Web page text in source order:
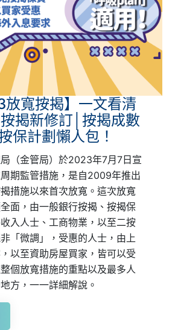
放寬按揭】一文看清
揭新修訂│按揭成數
保計劃懶人包！
（金管局）於2023年7月7日宣
期監管措施，是自2009年推出
措施以來首次放寬。這次放寬
面，由一般銀行按揭、按揭保
入人士、工商物業，以至二按
「微調」，受惠的人士，由上
以至資助房屋買家，皆可以受
個放寬措施的重點以及最多人
方，一一詳細解說。